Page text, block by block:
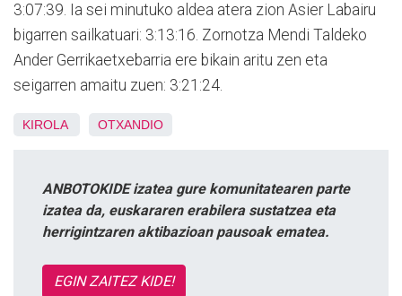
3:07:39. Ia sei minutuko aldea atera zion Asier Labairu
bigarren sailkatuari: 3:13:16. Zornotza Mendi Taldeko
Ander Gerrikaetxebarria ere bikain aritu zen eta
seigarren amaitu zuen: 3:21:24.
KIROLA OTXANDIO
ANBOTOKIDE izatea gure komunitatearen parte
izatea da, euskararen erabilera sustatzea eta
herrigintzaren aktibazioan pausoak ematea.
EGIN ZAITEZ KIDE!